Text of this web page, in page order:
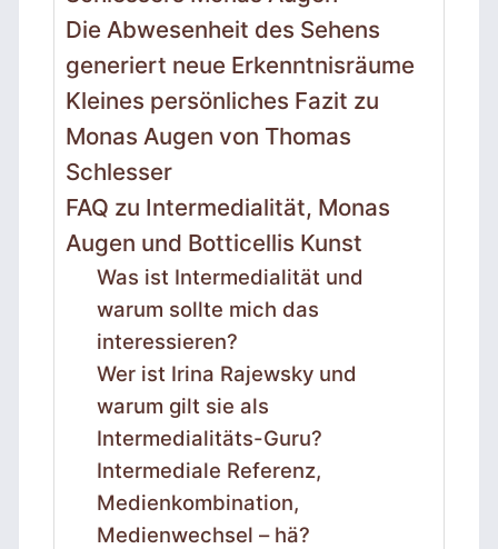
Die Abwesenheit des Sehens
generiert neue Erkenntnisräume
Kleines persönliches Fazit zu
Monas Augen von Thomas
Schlesser
FAQ zu Intermedialität, Monas
Augen und Botticellis Kunst
Was ist Intermedialität und
warum sollte mich das
interessieren?
Wer ist Irina Rajewsky und
warum gilt sie als
Intermedialitäts-Guru?
Intermediale Referenz,
Medienkombination,
Medienwechsel – hä?